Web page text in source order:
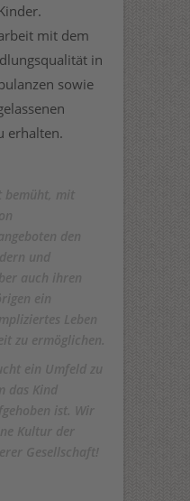
mit dem
in
sowie
erhalten.